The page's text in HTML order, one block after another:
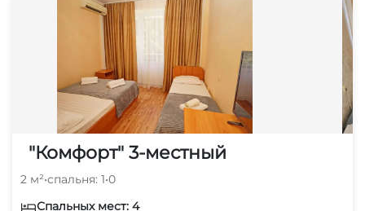
"Комфорт" 3-местный
2 м²•спальня: 1•0
Спальных мест: 4